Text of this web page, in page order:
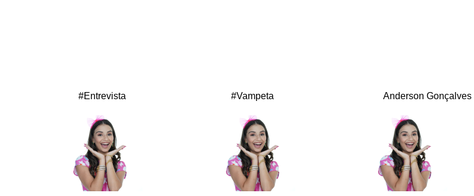
#Entrevista #Vampeta Anderson Gonçalves